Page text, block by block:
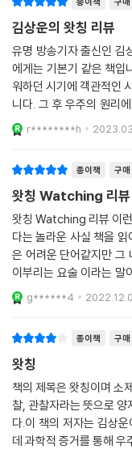
김상운의 왓칭 리뷰
유명 방송기자 출신인 김
에게는 기본기 같은 책입
워하던 시기에 객관적인
니다. 그 후 우주의 원리
라보는 ‘관찰자 효과’를
변화 피드백
r********h
종이책 구매
왓칭 Watching 리뷰
왓칭 Watching 리뷰 이런 대단한 책을 외국이 아니라 우리나라 저자가 썼
다는 놀라운 사실 책을 읽어보면 너무나도 놀랍다 양자역학이라는게 사실
은 어려운 단어같지만 그 내용을 쉽게 풀어서 사례와 함께 쓴 책이다. 신
이부리는 요술 이라는 말이 딱 맞는 표현 마음
책은 세포보다도 작은 미립자는 사람이 바라보고 있으면 바라는대로 변화
한다는
g******4
종이책 구매
왓칭
책의 제목은 왓칭이며 소
찰, 관찰자라는 뜻으로
다.이 책의 저자는 김상
데 과학적 증거를 통해 우